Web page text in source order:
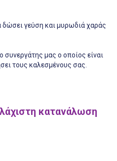
δώσει γεύση και μυρωδιά χαράς
συνεργάτης μας ο οποίος είναι
τους καλεσμένους σας.
κατανάλωση